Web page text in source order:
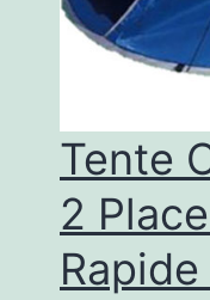
Tente
2